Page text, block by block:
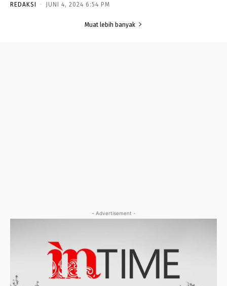
REDAKSI - JUNI 4, 2024 6:54 PM
Muat lebih banyak
- Advertisement -